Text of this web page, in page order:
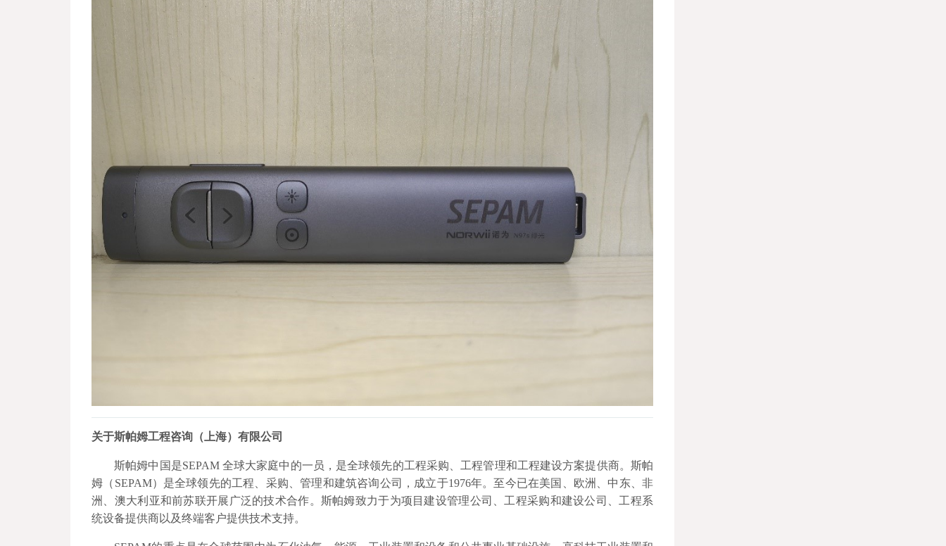
关于斯帕姆工程咨询（上海）有限公司
斯帕姆中国是SEPAM 全球大家庭中的一员，是全球领先的工程采购、工程管理和工程建设方案提供商。 斯帕
姆（SEPAM）是全球领先的工程、采购、管理和建筑咨询公司，成立于1976年。至今已在美国、欧洲、中东、非
洲、澳大利亚和前苏联开展广泛的技术合作。斯帕姆致力于为项目建设管理公司、工程采购和建设公司、工程系
统设备提供商以及终端客户提供技术支持。